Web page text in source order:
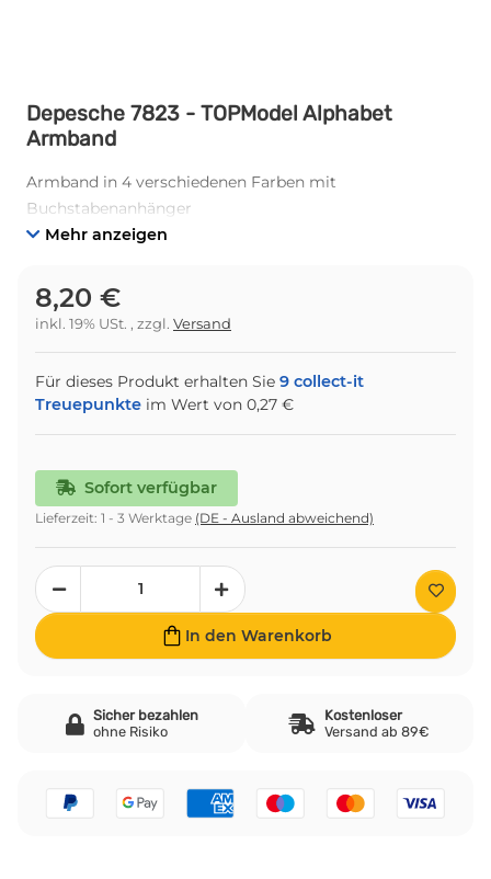
Depesche 7823 - TOPModel Alphabet
Armband
Armband in 4 verschiedenen Farben mit
Buchstabenanhänger
Mehr anzeigen
8,20 €
inkl. 19% USt. , zzgl. Versand
Für dieses Produkt erhalten Sie 9 collect-it
Treuepunkte im Wert von 0,27 €
Sofort verfügbar
Lieferzeit: 1 - 3 Werktage (DE - Ausland abweichend)
In den Warenkorb
Sicher bezahlen
ohne Risiko
Kostenloser
Versand ab 89€